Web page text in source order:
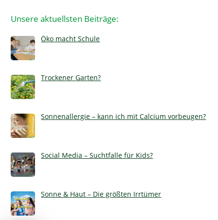
Unsere aktuellsten Beiträge:
Öko macht Schule
Trockener Garten?
Sonnenallergie – kann ich mit Calcium vorbeugen?
Social Media – Suchtfalle für Kids?
Sonne & Haut – Die größten Irrtümer